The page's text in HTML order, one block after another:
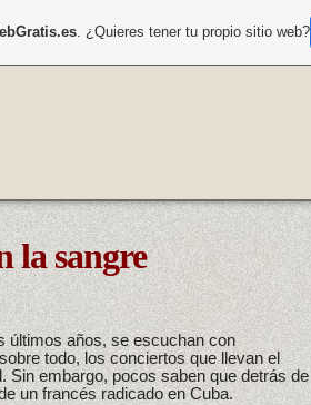
la sangre
últimos años, se escuchan con
todo, los conciertos que llevan el
Sin embargo, pocos saben que detrás de
un francés radicado en Cuba.
. ¿Quieres tener tu propio sitio web?